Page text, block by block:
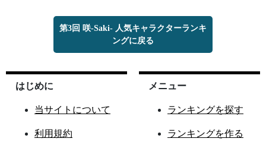
第3回 咲-Saki- 人気キャラクターランキ
ングに戻る
はじめに
当サイトについて
利用規約
メニュー
ランキングを探す
ランキングを作る